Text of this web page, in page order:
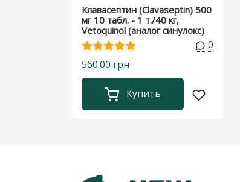
Клавасептин (Clavaseptin) 500
мг 10 табл. - 1 т./40 кг,
Vetoquinol (аналог синулокс)
0
560.00 грн
Купить